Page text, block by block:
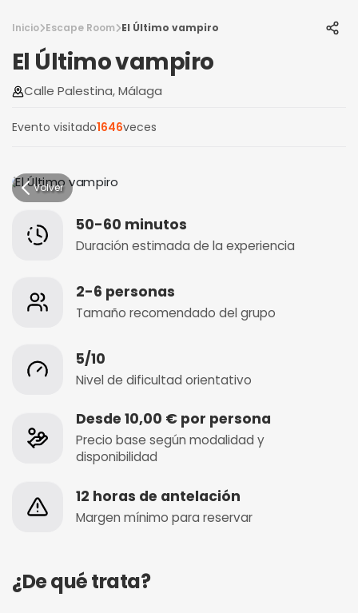
Inicio Escape Room El Último vampiro
El Último vampiro
Calle Palestina, Málaga
Evento visitado1646veces
Volver
50-60 minutos
Duración estimada de la experiencia
2-6 personas
Tamaño recomendado del grupo
5/10
Nivel de dificultad orientativo
Desde 10,00 € por persona
Precio base según modalidad y
disponibilidad
12 horas de antelación
Margen mínimo para reservar
¿De qué trata?